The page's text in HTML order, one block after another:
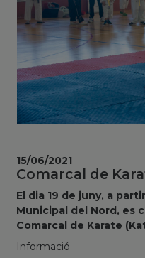
Comarcal de
El dia 19 de juny, a
Municipal del Nord, es
Comarcal de Karate
Informació
15/06/2021